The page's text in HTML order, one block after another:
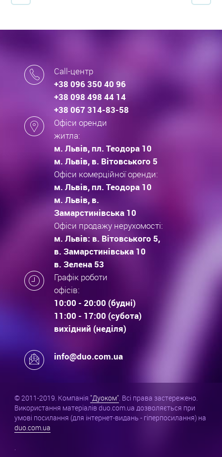
Call-центр
+38 096 350 40 96
+38 098 498 44 14
+38 067 314-83-58
Офіси оренди
житла:
м. Львів, пл. Теодора 10
м. Львів, в. Вітовського 5
Офіси комерційної оренди:
м. Львів, пл. Теодора 10
м. Львів, в.
Замарстинівська 10
Офіси продажу нерухомості:
м. Львів: в. Вітовського 5,
в. Замарстинівська 10
в. Зелена 53
Графік роботи
офісів:
10:00 - 20:00 (будні)
11:00 - 17:00 (субота)
вихідний (неділя)
info@duo.com.ua
© 2011-2019. Компанія "Дуоком". Всі права застережено.
Використання матеріалів duo.com.ua дозволяється при
умові посилання (для інтернет-видань - гіперпосилання) на
duo.com.ua
.